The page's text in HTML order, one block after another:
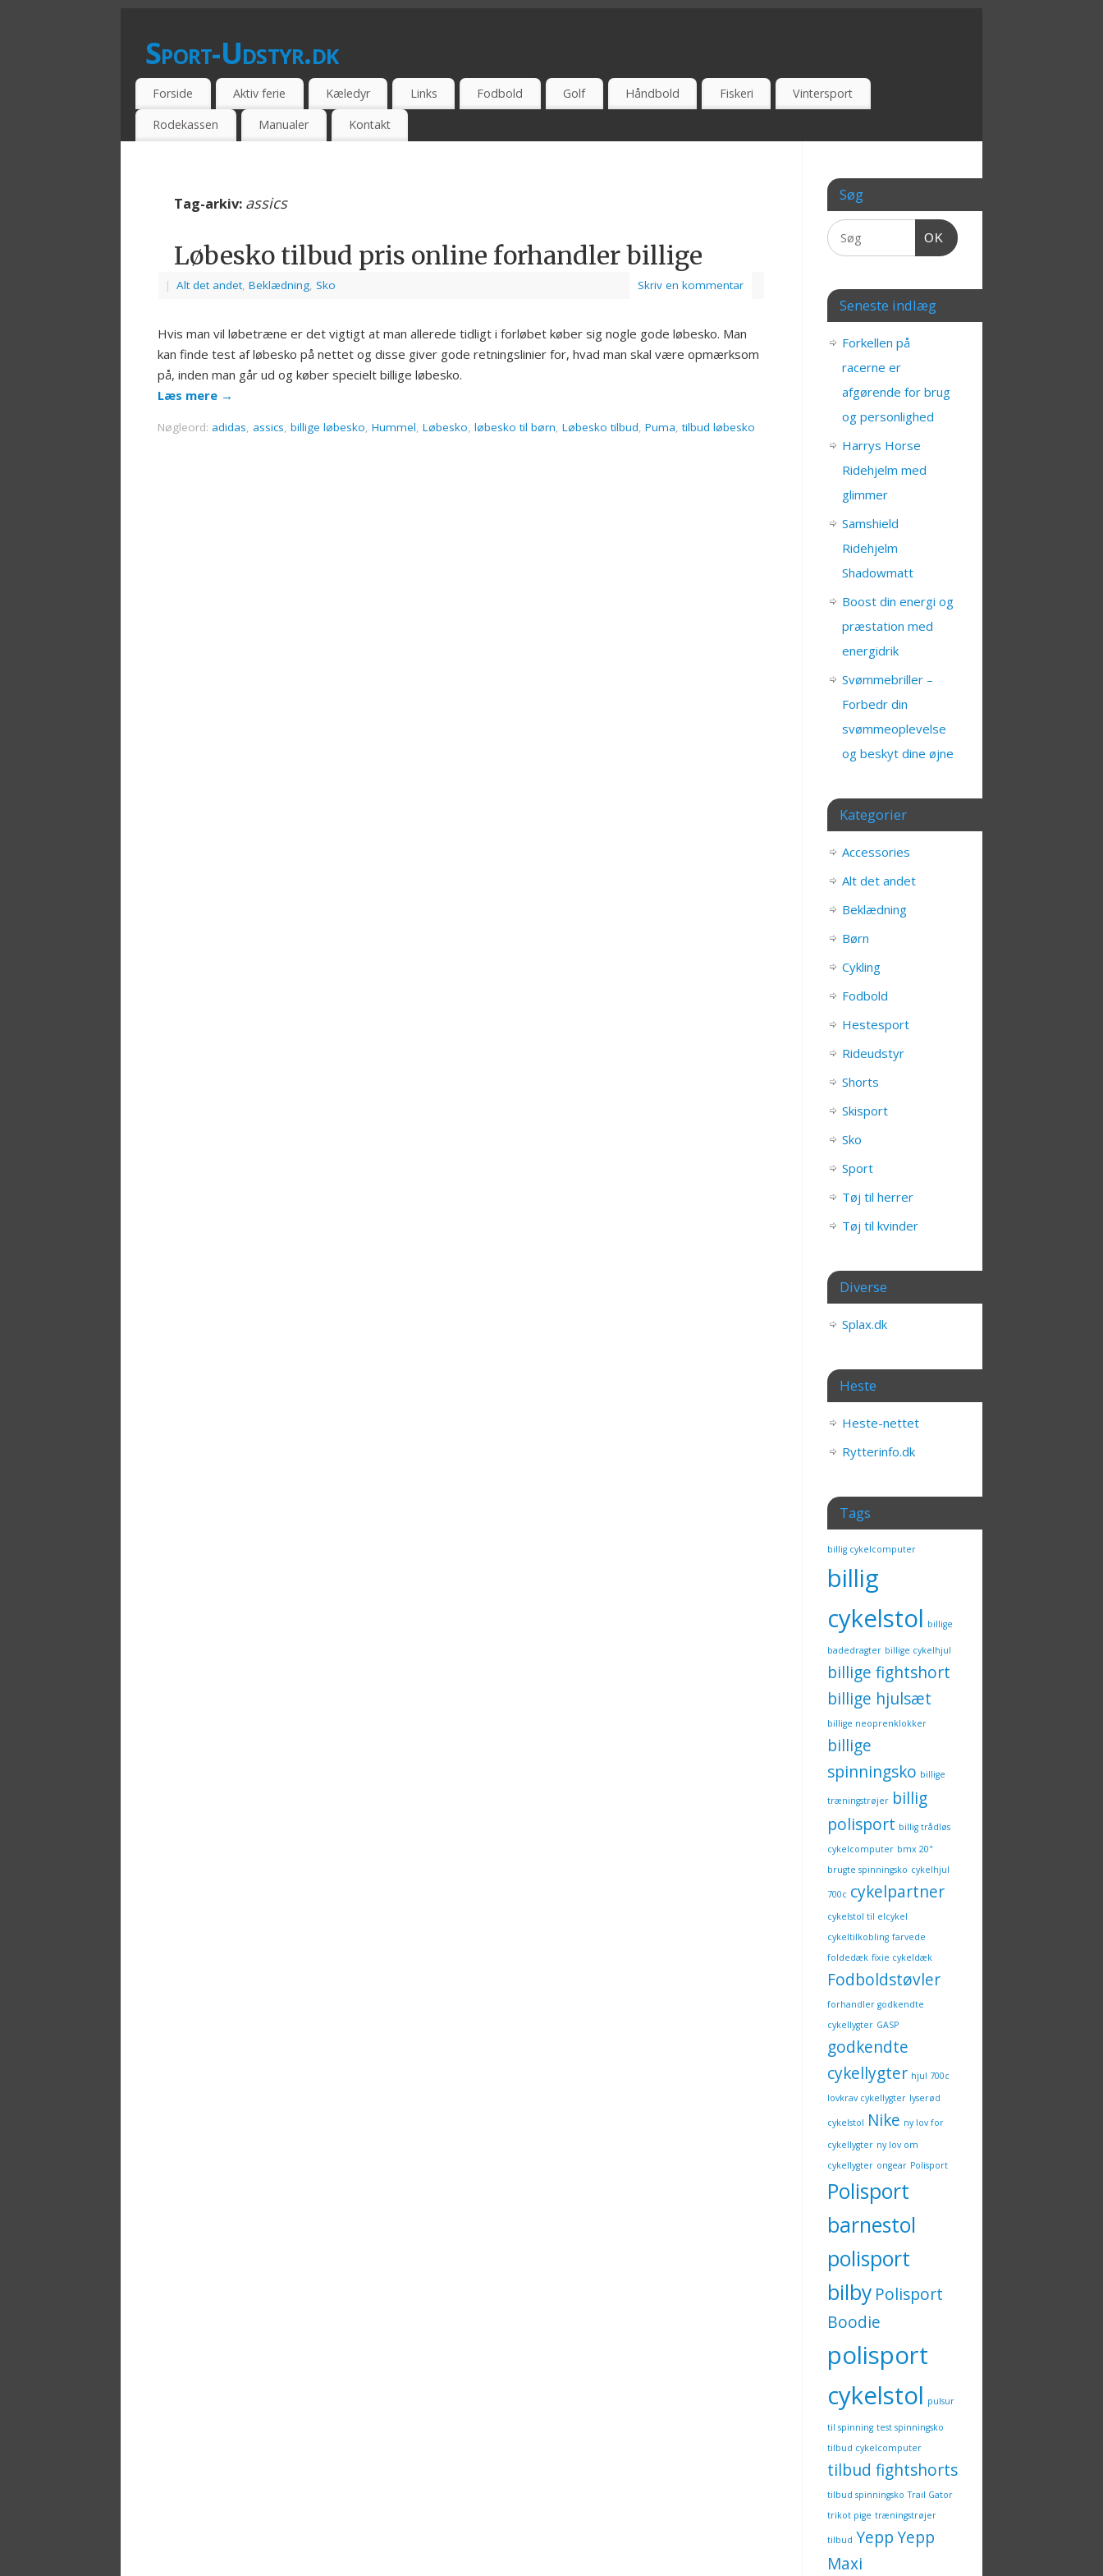
Sport-Udstyr.dk
SPORTSUDSSTYR - BILLIG - TILBUD - UDSALG - TEST - ONLINE - ANBEFAL - ERFARING
Forside Aktiv ferie Kæledyr Links Fodbold Golf Håndbold Fiskeri Vintersport
Rodekassen Manualer Kontakt
Tag-arkiv: assics
Løbesko tilbud pris online forhandler billige
| Alt det andet Beklædning Sko Skriv en kommentar
Hvis man vil løbetræne er det vigtigt at man allerede tidligt i forløbet køber sig nogle gode løbesko. Man
kan finde test af løbesko på nettet og disse giver gode retningslinier for, hvad man skal være opmærksom
på, inden man går ud og køber specielt billige løbesko.
Læs mere →
Nøgleord: adidas assics billige løbesko Hummel Løbesko løbesko til børn Løbesko tilbud Puma ,tilbud løbesko
Søg
OK
Seneste indlæg
Forkellen på
racerne er
afgørende for brug
og personlighed
Harrys Horse
Ridehjelm med
glimmer
Samshield
Ridehjelm
Shadowmatt
Boost din energi og
præstation med
energidrik
Svømmebriller –
Forbedr din
svømmeoplevelse
og beskyt dine øjne
Kategorier
Accessories
Alt det andet
Beklædning
Børn
Cykling
Fodbold
Hestesport
Rideudstyr
Shorts
Skisport
Sko
Sport
Tøj til herrer
Tøj til kvinder
Diverse
Splax.dk
Heste
Heste-nettet
Rytterinfo.dk
Tags
billig cykelcomputer
billig
cykelstol billige
badedragter billige cykelhjul
billige fightshort
billige hjulsæt
billige neoprenklokker
billige
spinningsko billige
træningstrøjer billig
polisport billig trådløs
cykelcomputer bmx 20"
brugte spinningsko cykelhjul
700c cykelpartner
cykelstol til elcykel
cykeltilkobling farvede
foldedæk fixie cykeldæk
Fodboldstøvler
forhandler godkendte
cykellygter GASP
godkendte
cykellygter hjul 700c
lovkrav cykellygter lyserød
cykelstol Nike ny lov for
cykellygter ny lov om
cykellygter ongear Polisport
Polisport
barnestol
polisport
bilby Polisport
Boodie
polisport
cykelstol pulsur
til spinning test spinningsko
tilbud cykelcomputer
tilbud fightshorts
tilbud spinningsko Trail Gator
trikot pige træningstrøjer
tilbud YeppYepp
Maxi